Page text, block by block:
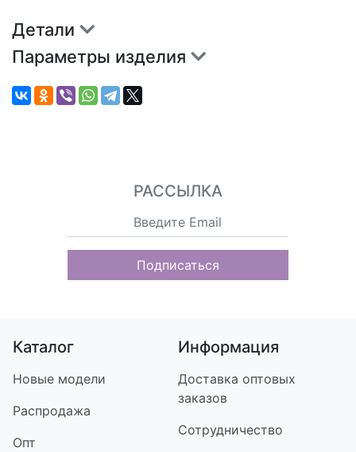
Детали
Параметры изделия
РАССЫЛКА
Подписаться
Каталог
Новые модели
Распродажа
Опт
Информация
Доставка оптовых
заказов
Сотрудничество